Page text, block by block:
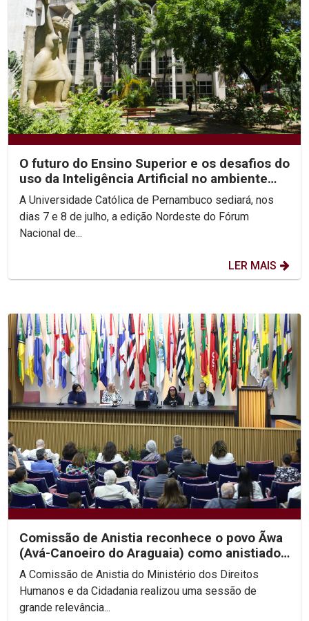
O futuro do Ensino Superior e os desafios do
uso da Inteligência Artificial no ambiente
acadêmico...
A Universidade Católica de Pernambuco sediará, nos
dias 7 e 8 de julho, a edição Nordeste do Fórum
Nacional de...
LER MAIS
Comissão de Anistia reconhece o povo Ãwa
(Avá-Canoeiro do Araguaia) como anistiado
político coletivo
A Comissão de Anistia do Ministério dos Direitos
Humanos e da Cidadania realizou uma sessão de
grande relevância...